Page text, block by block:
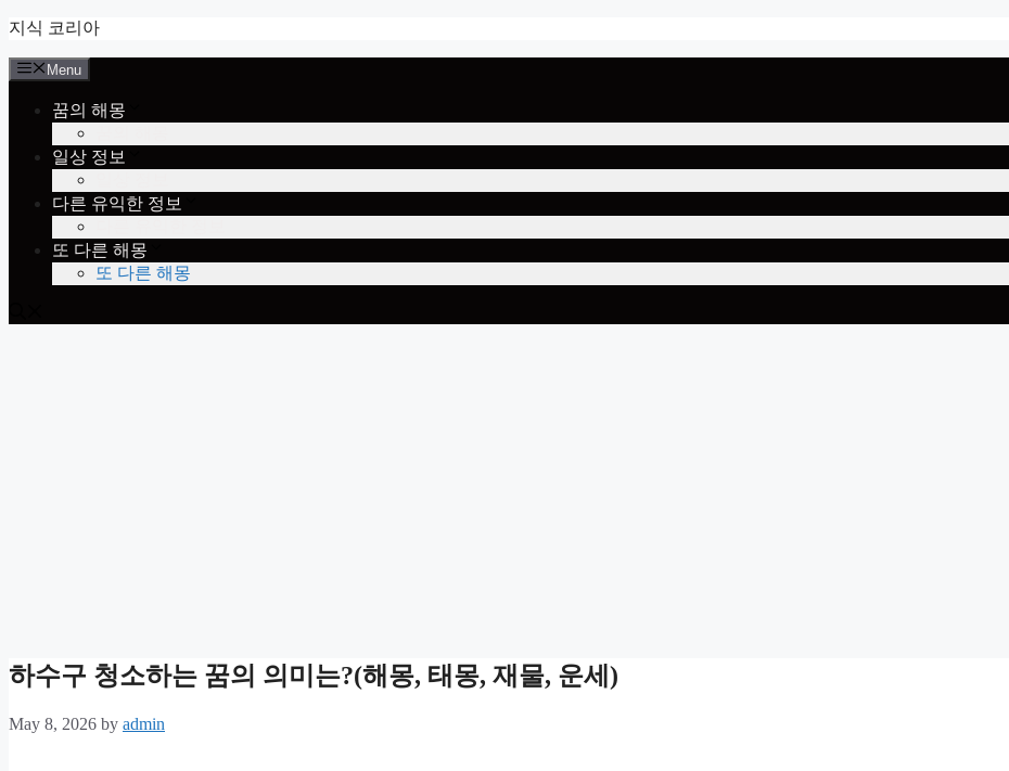
Skip
content
지식 코리아
Menu
꿈의 해몽
일상 정보
다른 유익한 정보
또 다른 해몽
또 다른 해몽
하수구 청소하는 꿈의 의미는?(해몽, 태몽, 재물, 운세)
May 8, 2026 by admin